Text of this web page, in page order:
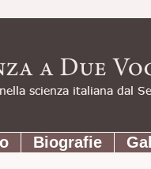
Biografie